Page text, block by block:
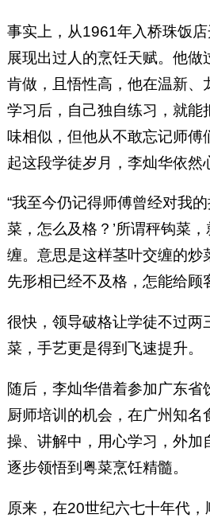
事实上，从1961年入桥珠饭
展现出过人的烹饪天赋。他做
肯做，且悟性高，他在温新、
学习后，自己独自练习，就能
味相似，但他从不敢忘记师傅
起这段学徒岁月，李灿华依然
“我至今仍记得师傅曾经对我
菜，怎么及格？’所谓秤钩菜
缠。意思是这样茎叶交缠的炒
先形相已经不及格，怎能给顾
很快，领导破格让学徒不过两
菜，手艺更是得到飞速提升。
随后，李灿华借着参加广东省
厨师培训的机会，在广州知名
操、讲解中，用心学习，外加
逐步领悟到粤菜烹饪精髓。
原来，在20世纪六七十年代